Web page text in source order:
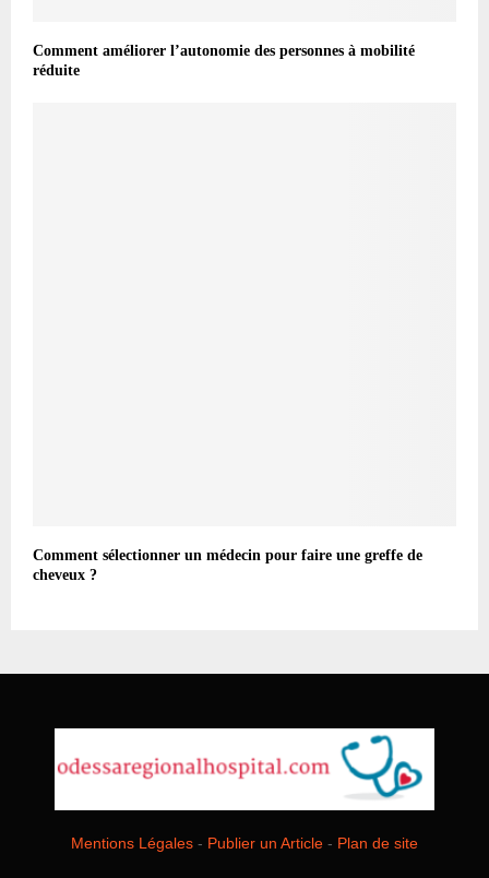
Comment améliorer l’autonomie des personnes à mobilité
réduite
Comment sélectionner un médecin pour faire une greffe de
cheveux ?
Mentions Légales - Publier un Article - Plan de site